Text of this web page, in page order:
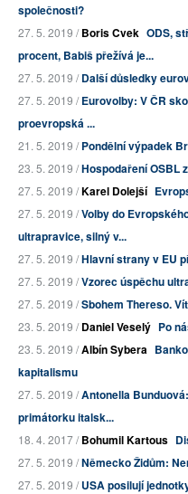
společnosti?
27. 5. 2019 /Boris Cvek ODS,
procent, Babiš přežívá je...
27. 5. 2019 /Další důsledky
27. 5. 2019 /Eurovolby: V ČR
proevropská ...
21. 5. 2019 /Pondělní výpadek
23. 5. 2019 /Hospodaření OSBL
27. 5. 2019 /Karel Dolejší
27. 5. 2019 /Volby do
ultrapravice, silný v...
27. 5. 2019 /Hlavní strany v EU
27. 5. 2019 /Vzorec úspěchu
27. 5. 2019 /Sbohem Thereso.
23. 5. 2019 /Daniel Veselý Po
23. 5. 2019 /Albín Sybera
kapitalismu
27. 5. 2019 /Antonella
primátorku italsk...
18. 4. 2017 /Bohumil Kartous
27. 5. 2019 /Německo Židům:
27. 5. 2019 /USA posilují